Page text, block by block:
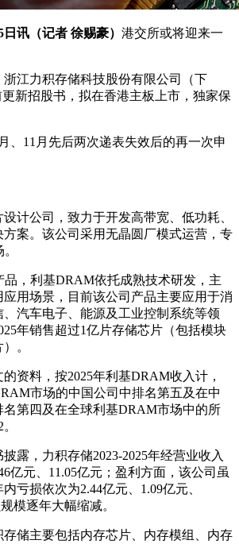
讯（记者 徐赐豪） 港交所或将迎来一
江力积存储科技股份有限公司（下
新招股书，拟在香港主板上市，独家保
、11月先后两次递表失效后的再一次申
计公司，致力于开发高带宽、低功耗、
案。该公司采用无晶圆厂模式运营，专
，利基DRAM依托成熟技术研发，主
用场景，目前该公司产品主要应用于消
汽车电子、能源及工业控制系统等领
年销售超过1亿片存储芯片（包括模块
。
资料，按2025年利基DRAM收入计，
市场的中国公司中排名第五及在中
名第四及在全球利基DRAM市场中的所
露，力积存储2023-2025年经营业收入
亿元、11.05亿元；盈利方面，该公司虽
亏损依次为2.44亿元、1.09亿元、
模逐年大幅缩减。
储主要包括内存芯片、内存模组、内存